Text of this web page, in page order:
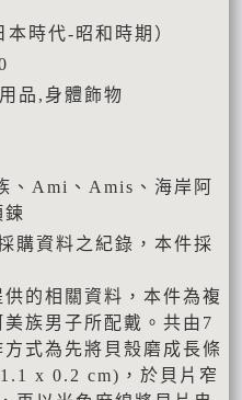
時代-昭和時期）
品,身體飾物
、Ami、Amis、海岸阿
購資料之紀錄，本件採
的相關資料，本件為複
族男子所配戴。共由7
式為先將貝殼磨成長條
x 0.2 cm)，於貝片窄